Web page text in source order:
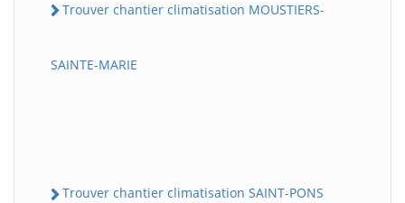
Trouver chantier climatisation MOUSTIERS-
SAINTE-MARIE
Trouver chantier climatisation SAINT-PONS